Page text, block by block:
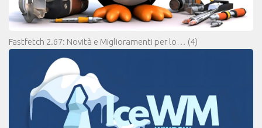
Fastfetch 2.67: Novità e Miglioramenti per lo… (4)